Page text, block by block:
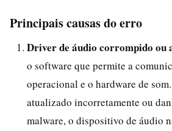
Principais causas do erro
Driver de áudio corrompido ou
o software que permite a
operacional e o hardware de
atualizado incorretamente ou
malware, o dispositivo de áudio